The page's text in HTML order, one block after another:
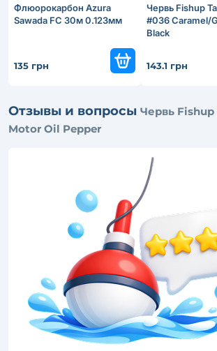
Флюорокарбон Azura
Sawada FC 30м 0.123мм
135 грн
Червь Fishup
#036 Caramel/
Black
143.1 грн
Отзывы и вопросы Червь Fishup
Motor Oil Pepper